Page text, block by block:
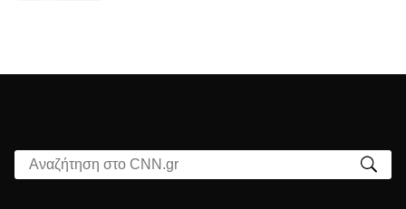
Αναζήτηση στο CNN.gr